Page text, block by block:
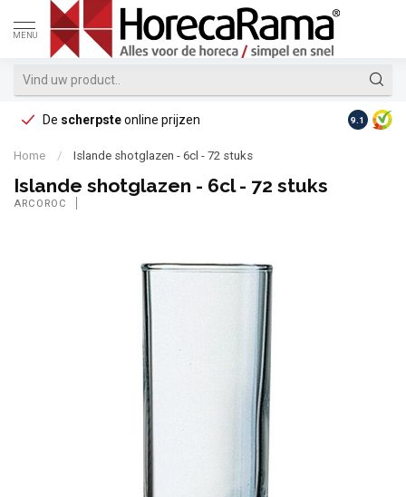
MENU
De scherpsteonline prijzen Op
9.1
Home / Islande shotglazen - 6cl - 72 stuks
Islande shotglazen - 6cl - 72 stuks
ARCOROC